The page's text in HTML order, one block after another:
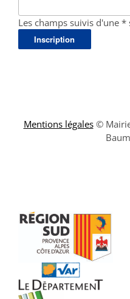
Les champs suivis d'une
Mentions légales©